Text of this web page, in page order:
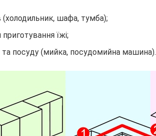
(холодильник, шафа, тумба);
приготування їжі;
та посуду (мийка, посудомийна машина).